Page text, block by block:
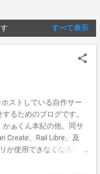
すべて表示
ストしている自作サー
るためのブログです。
ぁくん本紀の他、同サ
Create、Rail Libre、及
が使用できなくなるた